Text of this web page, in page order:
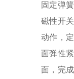
固定弹
磁性开
动作，
面弹性
面，完